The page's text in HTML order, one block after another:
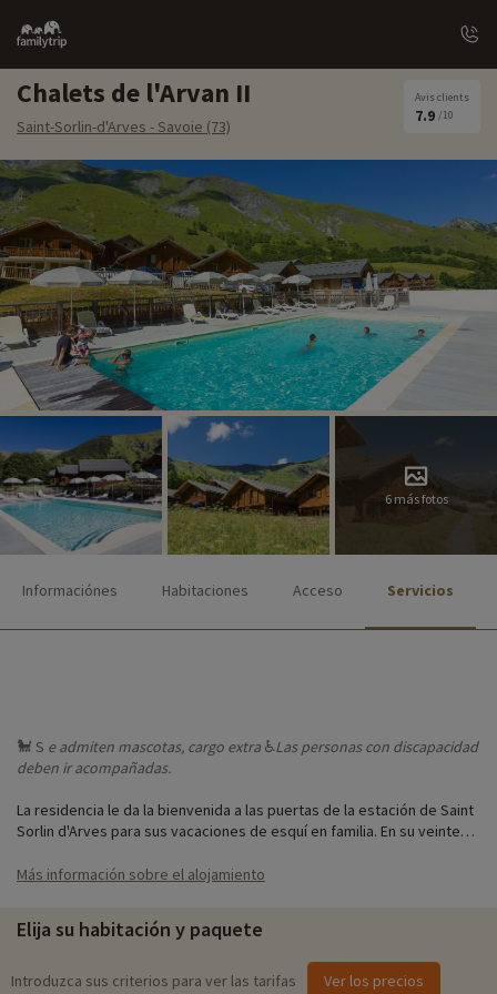
Family
trip
Chalets de l'Arvan II
Saint-Sorlin-d'Arves - Savoie (73)
Avis clients
7.9 /10
6 más fotos
Informaciónes Habitaciones Acceso Servicios
🐩 S e admiten mascotas, cargo extra ♿Las personas con discapacidad
deben ir acompañadas.
La residencia le da la bienvenida a las puertas de la estación de Saint
Sorlin d'Arves para sus vacaciones de esquí en familia. En su veintena
toda tranquilidad. La residencia ha pensado en todo, con 2
Para unas vacaciones inolvidables, hay una zona de juegos infantiles,
un campo de petanca y una piscina exterior climatizada con
Más información sobre el alojamiento
Elija su habitación y paquete
Introduzca sus criterios para ver las tarifas Ver los precios